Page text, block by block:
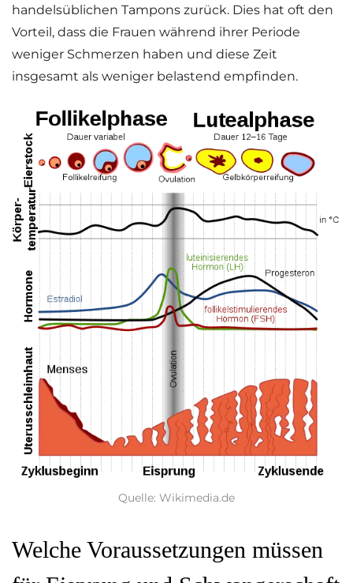
handelsüblichen Tampons zurück. Dies hat oft den
Vorteil, dass die Frauen während ihrer Periode
weniger Schmerzen haben und diese Zeit
insgesamt als weniger belastend empfinden.
Quelle: Wikimedia.de
Welche Voraussetzungen müssen